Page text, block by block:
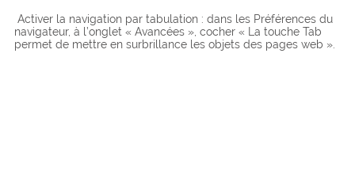
Activer la navigation par tabulation : dans les Préférences du
navigateur, à l’onglet « Avancées », cocher « La touche Tab
permet de mettre en surbrillance les objets des pages web ».